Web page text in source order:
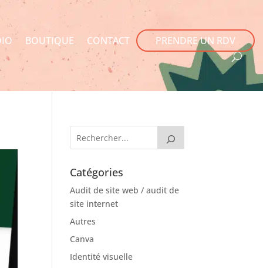
BOUTIQUE CONTACT PRENDRE UN RDV
Catégories
Audit de site web / audit de
site internet
Autres
Canva
Identité visuelle